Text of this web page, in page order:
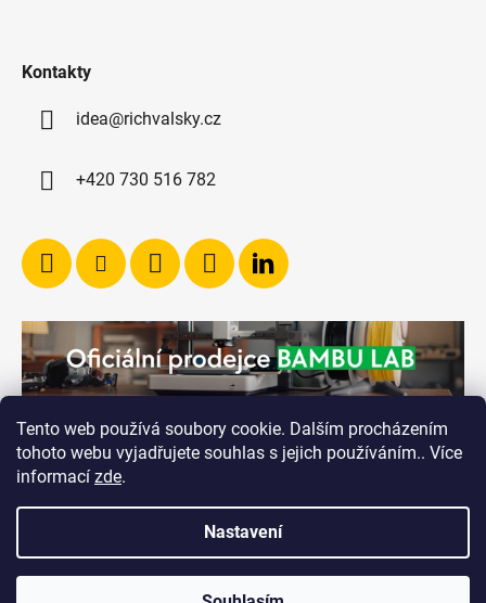
Tento web používá soubory cookie. Dalším procházením
tohoto webu vyjadřujete souhlas s jejich používáním.. Více
informací zde.
Nastavení
Kontakty
idea@richvalsky.cz
+420 730 516 782